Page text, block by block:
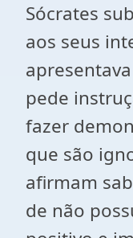
Sócrates
aos seus
pede
fazer
que são
afirmam
de não